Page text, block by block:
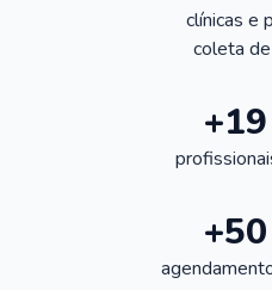
clínicas e
coleta